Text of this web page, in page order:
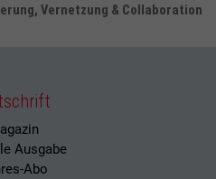
Vernetzung & Collaboration
Ausgabe
Abo